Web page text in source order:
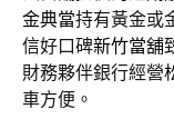
金典當持有黃金或
信好口碑新竹當舖
財務夥伴銀行經營
車方便。